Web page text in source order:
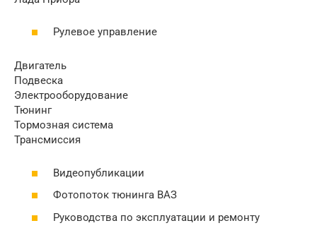
Рулевое управление
Двигатель
Подвеска
Электрооборудование
Тюнинг
Тормозная система
Трансмиссия
Видеопубликации
Фотопоток тюнинга ВАЗ
Руководства по эксплуатации и ремонту